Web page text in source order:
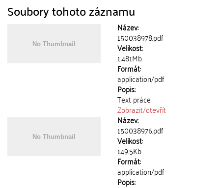
Soubory tohoto záznamu
Název:
150038978.pdf
Velikost:
1.481Mb
Formát:
application/pdf
Popis:
Text práce
Zobrazit/otevřít
Název:
150038976.pdf
Velikost:
149.5Kb
Formát:
application/pdf
Popis: